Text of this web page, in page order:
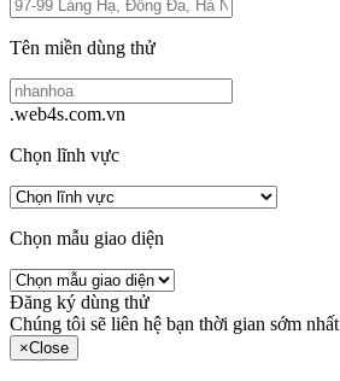
Tên miền dùng thử
.web4s.com.vn
Chọn lĩnh vực
Chọn mẫu giao diện
Đăng ký dùng thử
Chúng tôi sẽ liên hệ bạn thời gian sớm nhất
×Close